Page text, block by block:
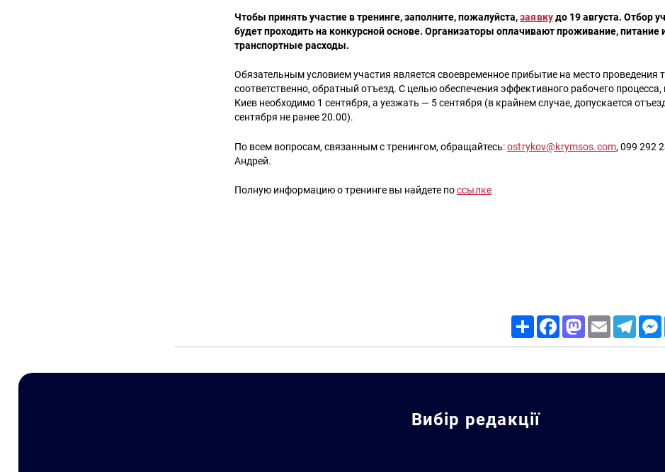
Чтобы принять участие в тренинге, заполните, пожалуйста,заявкудо 19 августа. Отбор
будет проходить на конкурсной основе. Организаторы оплачивают проживание, питание
транспортные расходы.
Обязательным условием участия является своевременное прибытие на место проведения
соответственно, обратный отъезд. С целью обеспечения эффективного рабочего
Киев необходимо 1 сентября, а уезжать — 5 сентября (в крайнем случае, допускается
сентября не ранее 20.00).
По всем вопросам, связанным с тренингом, обращайтесь:ostrykov@krymsos.com, 099 292
Андрей.
Полную информацию о тренинге вы найдете поссылке
Share FacebookMastodon
Email
Вибір редакції